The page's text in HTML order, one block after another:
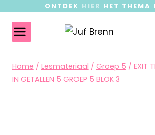
ONTDEK HIER HET THEMA
Home / Lesmateriaal / Groep 5 / EXIT
IN GETALLEN 5 GROEP 5 BLOK 3